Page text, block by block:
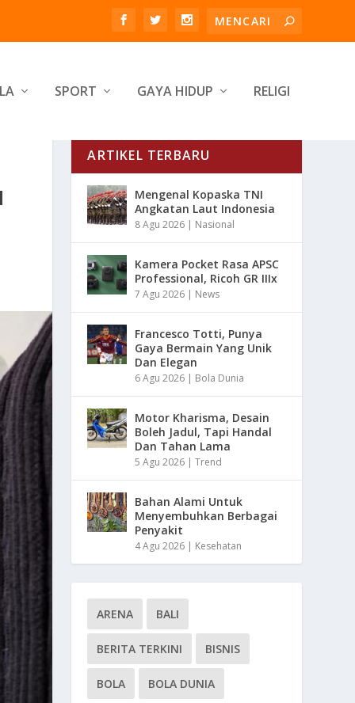
SPORT GAYA HIDUP RELIGI
ARTIKEL TERBARU
Mengenal Kopaska TNI
Angkatan Laut Indonesia
8 Agu 2026 | Nasional
Kamera Pocket Rasa APSC
Professional, Ricoh GR IIIx
7 Agu 2026 | News
Francesco Totti, Punya
Gaya Bermain Yang Unik
Dan Elegan
6 Agu 2026 | Bola Dunia
Motor Kharisma, Desain
Boleh Jadul, Tapi Handal
Dan Tahan Lama
5 Agu 2026 |Trend
Bahan Alami Untuk
Menyembuhkan Berbagai
Penyakit
4 Agu 2026 | Kesehatan
ARENA BALI
BERITA TERKINI BISNIS
BOLA BOLA DUNIA